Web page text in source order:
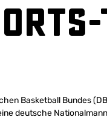
Basketball Bundes
deutsche